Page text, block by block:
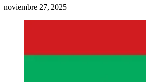
noviembre 27, 2025